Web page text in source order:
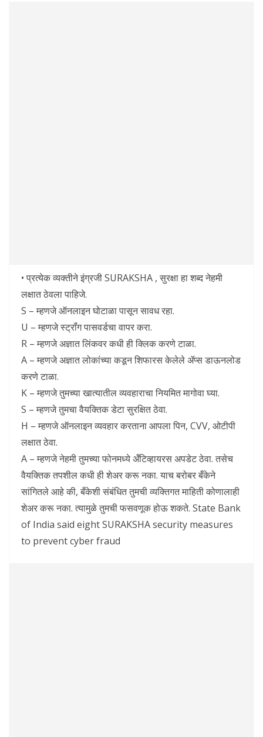
• प्रत्येक व्यक्तीने इंग्रजी SURAKSHA , सुरक्षा हा शब्द नेहमी
लक्षात ठेवला पाहिजे.
S – म्हणजे ऑनलाइन घोटाळा पासून सावध रहा.
U – म्हणजे स्ट्रॉंग पासवर्डचा वापर करा.
R – म्हणजे अज्ञात लिंकवर कधी ही क्लिक करणे टाळा.
A – म्हणजे अज्ञात लोकांच्या कडून शिफारस केलेले ॲप्स डाऊनलोड
करणे टाळा.
K – म्हणजे तुमच्या खात्यातील व्यवहाराचा नियमित मागोवा घ्या.
S – म्हणजे तुमचा वैयक्तिक डेटा सुरक्षित ठेवा.
H – म्हणजे ऑनलाइन व्यवहार करताना आपला पिन, CVV, ओटीपी
लक्षात ठेवा.
A – म्हणजे नेहमी तुमच्या फोनमध्ये अँटिव्हायरस अपडेट ठेवा. तसेच
वैयक्तिक तपशील कधी ही शेअर करू नका. याच बरोबर बँकेने
सांगितले आहे की, बँकेशी संबंधित तुमची व्यक्तिगत माहिती कोणालाही
शेअर करू नका. त्यामुळे तुमची फसवणूक होऊ शकते. State Bank
of India said eight SURAKSHA security measures
to prevent cyber fraud